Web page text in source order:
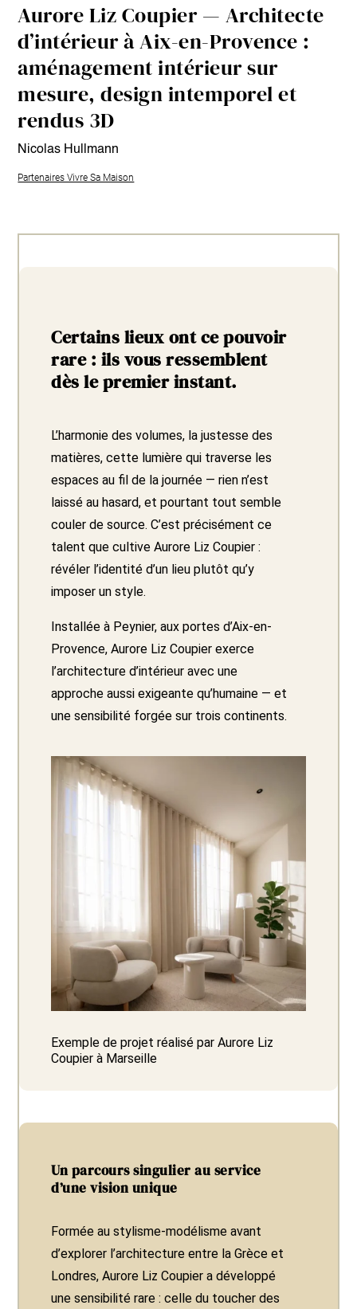
Aurore Liz Coupier — Architecte
d’intérieur à Aix-en-Provence :
aménagement intérieur sur
mesure, design intemporel et
rendus 3D
Nicolas Hullmann
Partenaires Vivre Sa Maison
Certains lieux ont ce pouvoir
rare : ils vous ressemblent
dès le premier instant.
L’harmonie des volumes, la justesse des
matières, cette lumière qui traverse les
espaces au fil de la journée — rien n’est
laissé au hasard, et pourtant tout semble
couler de source. C’est précisément ce
talent que cultive Aurore Liz Coupier :
révéler l’identité d’un lieu plutôt qu’y
imposer un style.
Installée à Peynier, aux portes d’Aix-en-
Provence, Aurore Liz Coupier exerce
l’architecture d’intérieur avec une
approche aussi exigeante qu’humaine — et
une sensibilité forgée sur trois continents.
Exemple de projet réalisé par Aurore Liz
Coupier à Marseille
Un parcours singulier au service
d’une vision unique
Formée au stylisme-modélisme avant
d’explorer l’architecture entre la Grèce et
Londres, Aurore Liz Coupier a développé
une sensibilité rare : celle du toucher des